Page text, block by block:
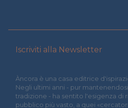
Iscriviti alla Newsletter
Àncora è una casa editrice
Negli ultimi anni - pur
tradizione - ha sentito l'esigenza di
pubblico più vasto, a quei